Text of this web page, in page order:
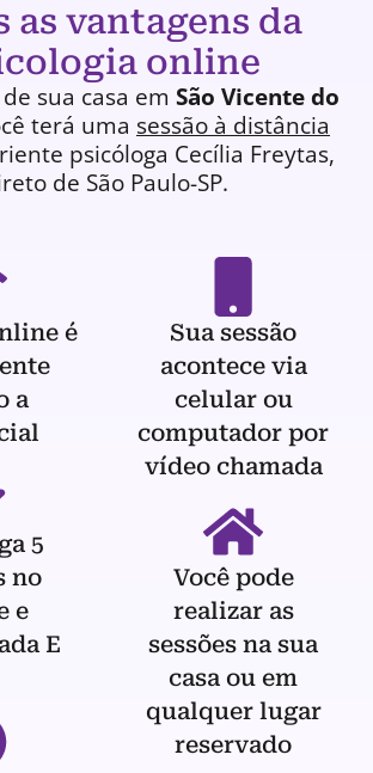
as vantagens da
online
sua casa em São Vicente do
terá uma sessão à distância
psicóloga Cecília Freytas,
de São Paulo-SP.
é
a
5
no
e
E
Sua sessão
acontece via
celular ou
computador por
vídeo chamada
Você pode
realizar as
sessões na sua
casa ou em
qualquer lugar
reservado